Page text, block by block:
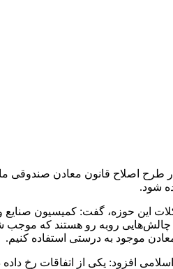
شود.
این حوزه، گفت: کمیسیون
چالش‌هایی روبه رو هستند که
موجود به درستی استفاده کنیم.
افزود: یکی از اتفاقات رخ